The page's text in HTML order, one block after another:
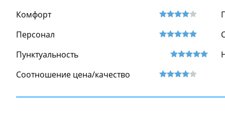
Комфорт
Персонал
Пунктуальность
Соотношение цена/качество